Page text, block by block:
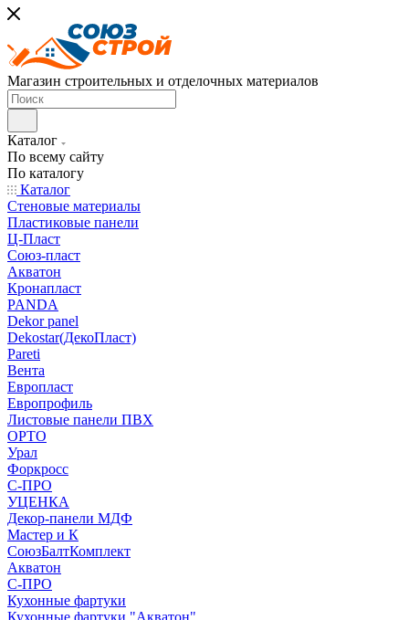
Магазин строительных и отделочных материалов
Каталог
По всему сайту
По каталогу
Каталог
Стеновые материалы
Пластиковые панели
Ц-Пласт
Союз-пласт
Акватон
Кронапласт
PANDA
Dekor panel
Dekostar(ДекоПласт)
Pareti
Вента
Европласт
Европрофиль
Листовые панели ПВХ
ОРТО
Урал
Форкросс
С-ПРО
УЦЕНКА
Декор-панели МДФ
Мастер и К
СоюзБалтКомплект
Акватон
С-ПРО
Кухонные фартуки
Кухонные фартуки "Акватон"